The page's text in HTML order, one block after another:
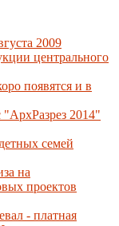
2009
центрального
появятся и в
2014"
семей
на
проектов
- платная